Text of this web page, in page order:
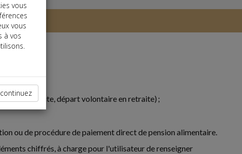
:
à la retraite, départ volontaire en retraite) ;
ou de procédure de paiement direct de pension alimentaire.
chiffrés, à charge pour l'utilisateur de renseigner
vous
vous
à vos